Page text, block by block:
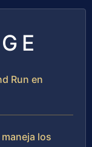
Run en
los